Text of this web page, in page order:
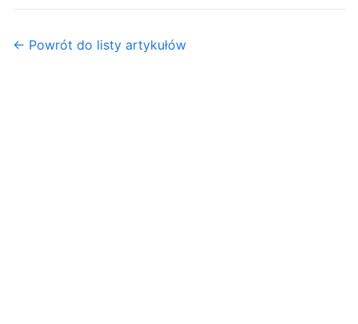
← Powrót do listy artykułów